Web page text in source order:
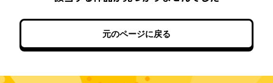
元のページに戻る